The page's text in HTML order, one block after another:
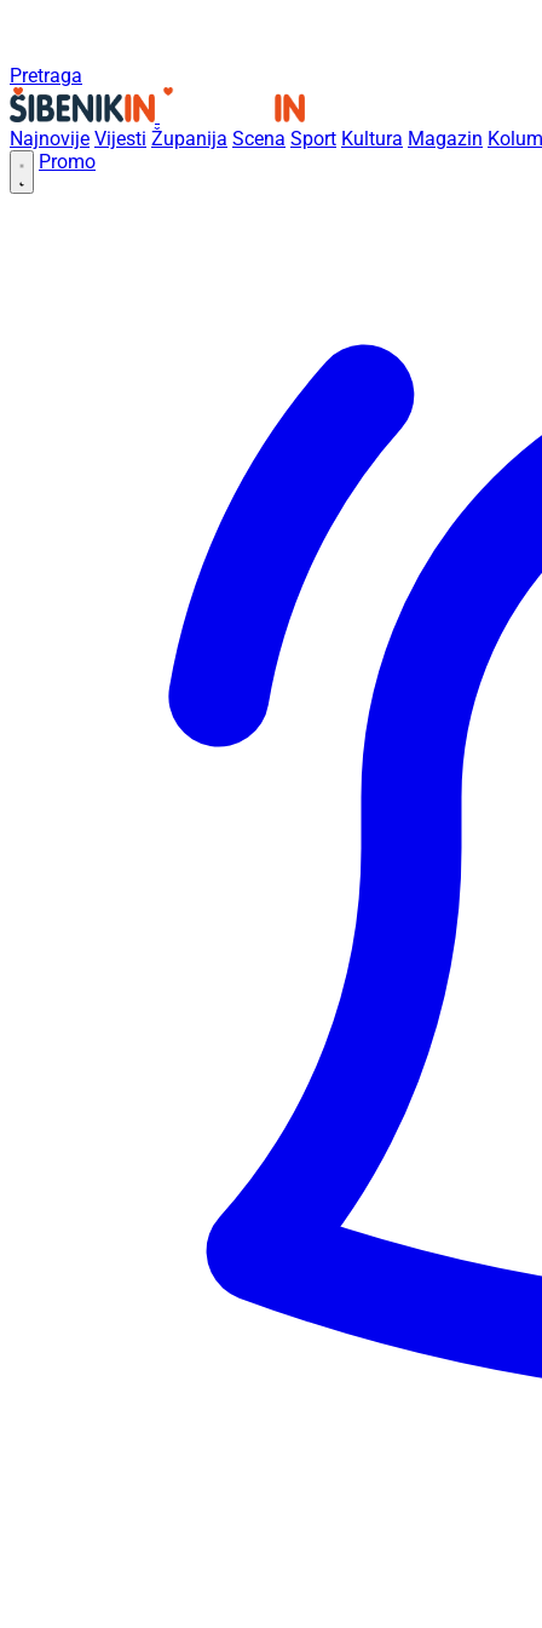
Pretraga
Najnovije Vijesti Županija Scena Sport Kultura Magazin
Promo